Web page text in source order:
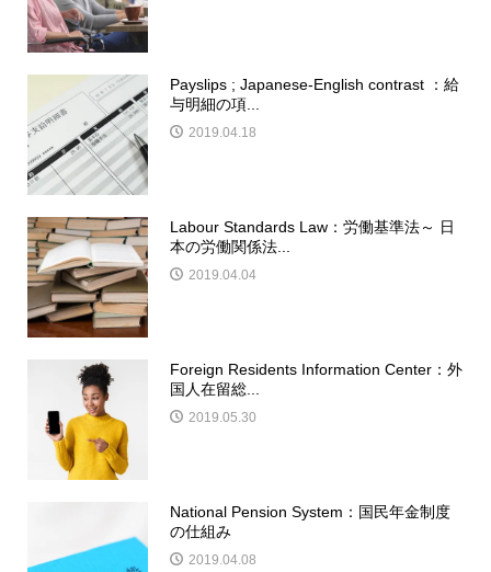
Payslips ; Japanese-English contrast ：給
与明細の項...
2019.04.18
Labour Standards Law：労働基準法～ 日
本の労働関係法...
2019.04.04
Foreign Residents Information Center：外
国人在留総...
2019.05.30
National Pension System：国民年金制度
の仕組み
2019.04.08